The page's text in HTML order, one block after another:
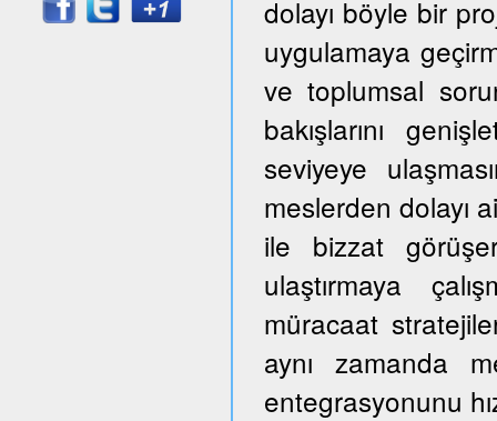
dolayı böyle bir
uygulamaya
ve toplumsal
bakışlarını
seviyeye
meslerden dolayı
ile bizzat
ulaştırmaya
müracaat
aynı zamanda
entegrasyonunu